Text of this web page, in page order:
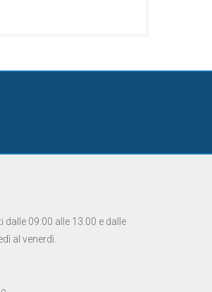
dalle 09:00 alle 13.00 e dalle
al venerdì.